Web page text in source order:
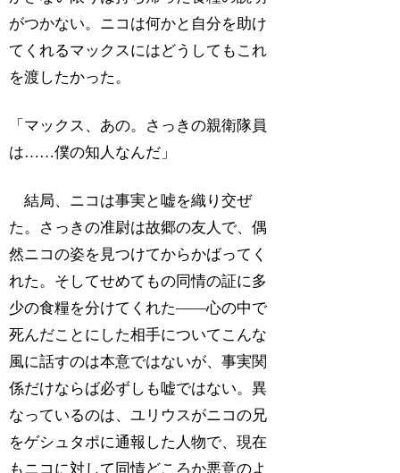
がつかない。ニコは何かと自分を助け
てくれるマックスにはどうしてもこれ
を渡したかった。
「マックス、あの。さっきの親衛隊員
は……僕の知人なんだ」
結局、ニコは事実と嘘を織り交ぜ
た。さっきの准尉は故郷の友人で、偶
然ニコの姿を見つけてからかばってく
れた。そしてせめてもの同情の証に多
少の食糧を分けてくれた――心の中で
死んだことにした相手についてこんな
風に話すのは本意ではないが、事実関
係だけならば必ずしも嘘ではない。異
なっているのは、ユリウスがニコの兄
をゲシュタポに通報した人物で、現在
もニコに対して同情どころか悪意のよ